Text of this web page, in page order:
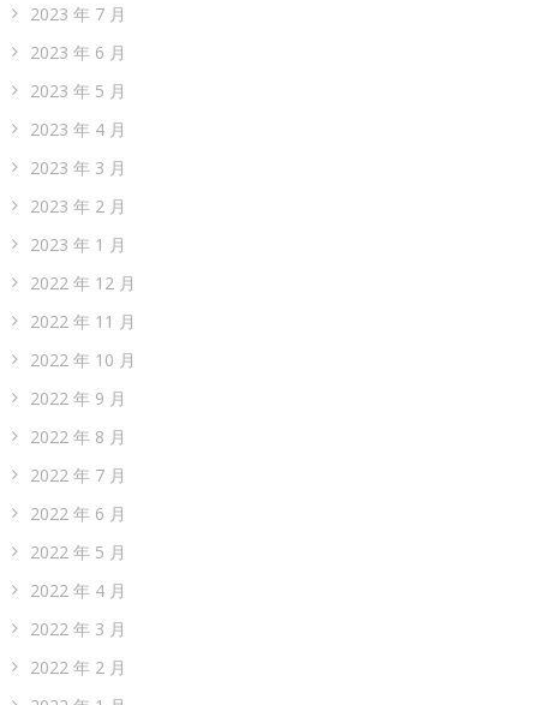
2023 年 7 月
2023 年 6 月
2023 年 5 月
2023 年 4 月
2023 年 3 月
2023 年 2 月
2023 年 1 月
2022 年 12 月
2022 年 11 月
2022 年 10 月
2022 年 9 月
2022 年 8 月
2022 年 7 月
2022 年 6 月
2022 年 5 月
2022 年 4 月
2022 年 3 月
2022 年 2 月